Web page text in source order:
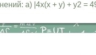
а) |4х(х + у) + у2 =